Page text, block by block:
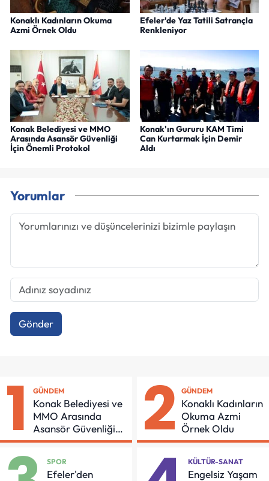
Konaklı Kadınların Okuma
Azmi Örnek Oldu
Efeler'de Yaz Tatili Satrançla
Renkleniyor
Konak Belediyesi ve MMO
Arasında Asansör Güvenliği
İçin Önemli Protokol
Konak'ın Gururu KAM Timi
Can Kurtarmak İçin Demir
Aldı
Yorumlar
Gönder
1 GÜNDEM
Konak Belediyesi ve
MMO Arasında
Asansör Güvenliği
İçin Önemli Protokol
2 GÜNDEM
Konaklı Kadınların
Okuma Azmi
Örnek Oldu
SPOR
Efeler'den
KÜLTÜR-SANAT
Engelsiz Yaşam